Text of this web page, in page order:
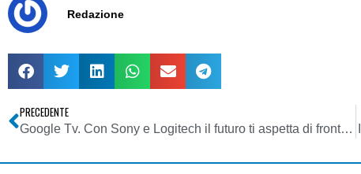
Redazione
PRECEDENTE
Google Tv. Con Sony e Logitech il futuro ti aspetta di fronte al divano